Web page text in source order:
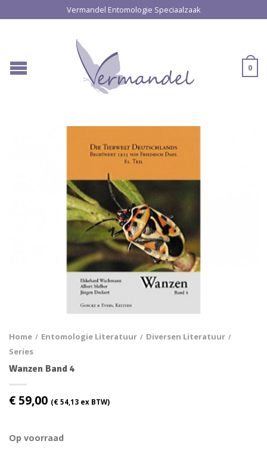
Vermandel Entomologie Speciaalzaak
0
Home / Entomologie Literatuur / Diversen Literatuur /
Series
Wanzen Band 4
€ 59,00 (€ 54,13 ex BTW)
Op voorraad